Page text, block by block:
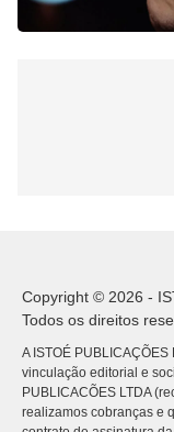
Copyright © 2026 -
Todos os direitos
A ISTOÉ
vinculação editorial e
PUBLICACÕES LTDA
realizamos cobranças e